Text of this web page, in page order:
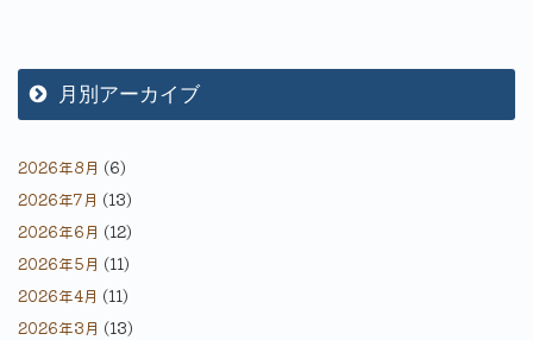
月別アーカイブ
2026年8月 (6)
2026年7月 (13)
2026年6月 (12)
2026年5月 (11)
2026年4月 (11)
2026年3月 (13)